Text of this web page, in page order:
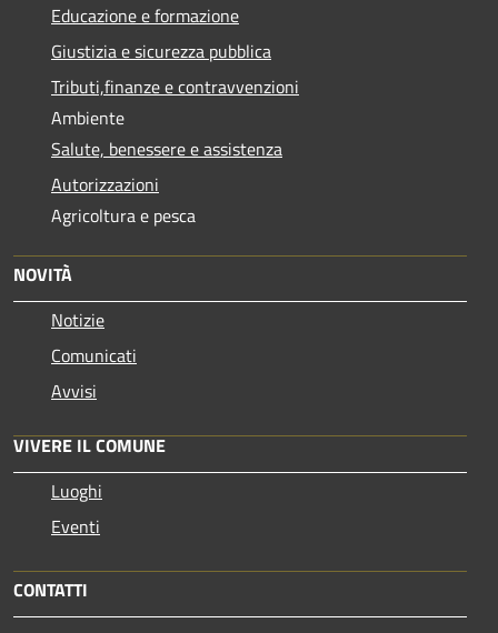
Educazione e formazione
Giustizia e sicurezza pubblica
Tributi,finanze e contravvenzioni
Ambiente
Salute, benessere e assistenza
Autorizzazioni
Agricoltura e pesca
NOVITÀ
Notizie
Comunicati
Avvisi
VIVERE IL COMUNE
Luoghi
Eventi
CONTATTI